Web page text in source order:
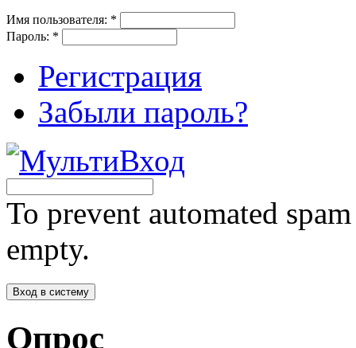
Имя пользователя: *
Пароль: *
Регистрация
Забыли пароль?
To prevent automated
empty.
Опрос